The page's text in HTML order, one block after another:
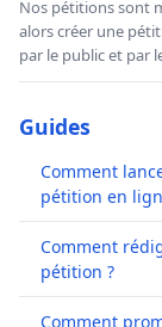
Nos pétitions sont
alors créer une
par le public et par
Guides
Comment
pétition en
Comment
pétition ?
Comment